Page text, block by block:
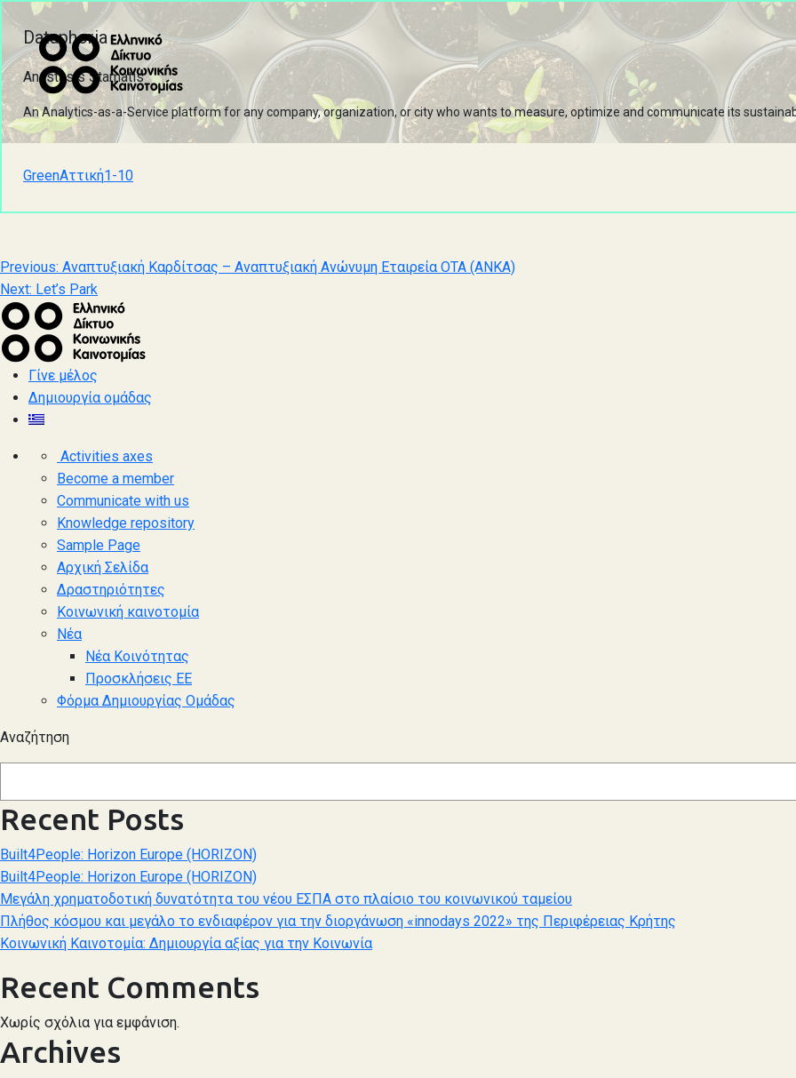
Dataphoria
Anastasis Stamatis
An Analytics-as-a-Service platform for any company, organization, or city who wants to measure, optimize and communicate its
GreenΑττική1-10
Πλοήγηση
άρθρων
Previous: Αναπτυξιακή Καρδίτσας – Αναπτυξιακή Ανώνυμη Εταιρεία ΟΤΑ (ΑΝΚΑ)
Next: Let’s Park
Γίνε μέλος
Δημιουργία ομάδας
Activities axes
Become a member
Communicate with us
Knowledge repository
Sample Page
Αρχική Σελίδα
Δραστηριότητες
Κοινωνική καινοτομία
Νέα
Νέα Κοινότητας
Προσκλήσεις ΕΕ
Φόρμα Δημιουργίας Ομάδας
Αναζήτηση
Recent Posts
Built4People: Horizon Europe (HORIZON)
Built4People: Horizon Europe (HORIZON)
Μεγάλη χρηματοδοτική δυνατότητα του νέου ΕΣΠΑ στο πλαίσιο του κοινωνικού ταμείου
Πλήθος κόσμου και μεγάλο το ενδιαφέρον για την διοργάνωση «innodays 2022» της Περιφέρειας Κρήτης
Κοινωνική Καινοτομία: Δημιουργία αξίας για την Κοινωνία
Recent Comments
Χωρίς σχόλια για εμφάνιση.
Archives